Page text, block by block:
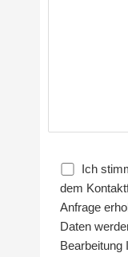
Ich
dem
Anfrage
Daten
Bearbeitung